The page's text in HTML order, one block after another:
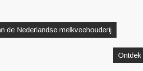
de Nederlandse melkveehouderij